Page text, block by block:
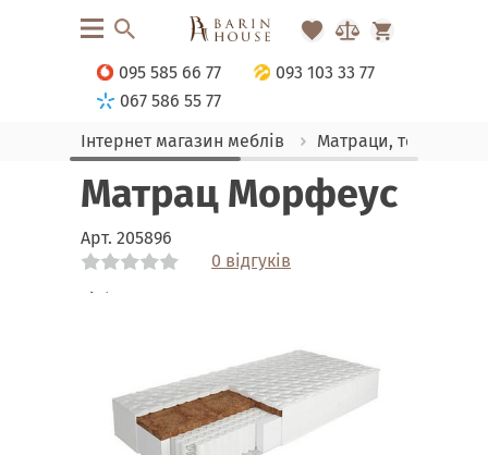
095 585 66 77
093 103 33 77
067 586 55 77
Інтернет магазин меблів
Матраци, текстиль
Матрац Морфеус
Арт. 205896
0 відгуків
Link
Link